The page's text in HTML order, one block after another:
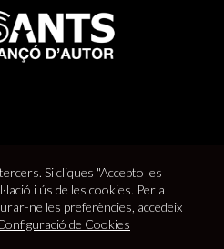
Si cliques "Accepto les
i ús de les cookies. Per a
ne les preferències, accedeix
de Cookies